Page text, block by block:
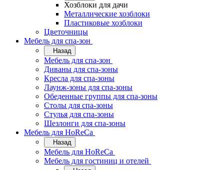
Хозблоки для дачи
Металлические хозблоки
Пластиковые хозблоки
Цветочницы
Мебель для спа-зон
Назад
Мебель для спа-зон
Диваны для спа-зоны
Кресла для спа-зоны
Лаунж-зоны для спа-зоны
Обеденные группы для спа-зоны
Столы для спа-зоны
Стулья для спа-зоны
Шезлонги для спа-зоны
Мебель для HoReCa
Назад
Мебель для HoReCa
Мебель для гостиниц и отелей